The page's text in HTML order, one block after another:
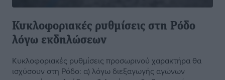
Κυκλοφοριακές ρυθμίσεις στη Ρόδο
λόγω εκδηλώσεων
Κυκλοφοριακές ρυθμίσεις προσωρινού χαρακτήρα θα
ισχύσουν στη Ρόδο: α) λόγω διεξαγωγής αγώνων